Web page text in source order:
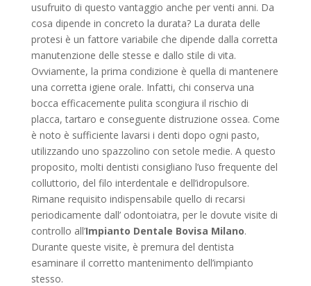
usufruito di questo vantaggio anche per venti anni. Da
cosa dipende in concreto la durata? La durata delle
protesi è un fattore variabile che dipende dalla corretta
manutenzione delle stesse e dallo stile di vita.
Ovviamente, la prima condizione è quella di mantenere
una corretta igiene orale. Infatti, chi conserva una
bocca efficacemente pulita scongiura il rischio di
placca, tartaro e conseguente distruzione ossea. Come
è noto è sufficiente lavarsi i denti dopo ogni pasto,
utilizzando uno spazzolino con setole medie. A questo
proposito, molti dentisti consigliano l’uso frequente del
colluttorio, del filo interdentale e dell’idropulsore.
Rimane requisito indispensabile quello di recarsi
periodicamente dall’ odontoiatra, per le dovute visite di
controllo all’Impianto Dentale Bovisa Milano.
Durante queste visite, è premura del dentista
esaminare il corretto mantenimento dell’impianto
stesso.